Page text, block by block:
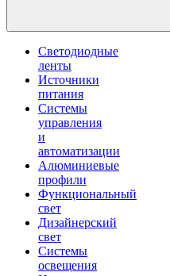
Светодиодные
ленты
Источники
питания
Системы
управления
и
автоматизации
Алюминиевые
профили
Функциональный
свет
Дизайнерский
свет
Системы
освещения